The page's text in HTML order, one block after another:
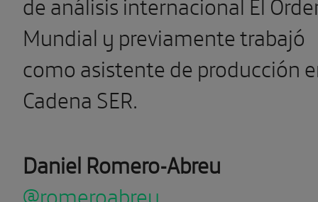
Mundial y previamente trabajó
como asistente de producción
Cadena SER.
Daniel Romero-Abreu
@romeroabreu